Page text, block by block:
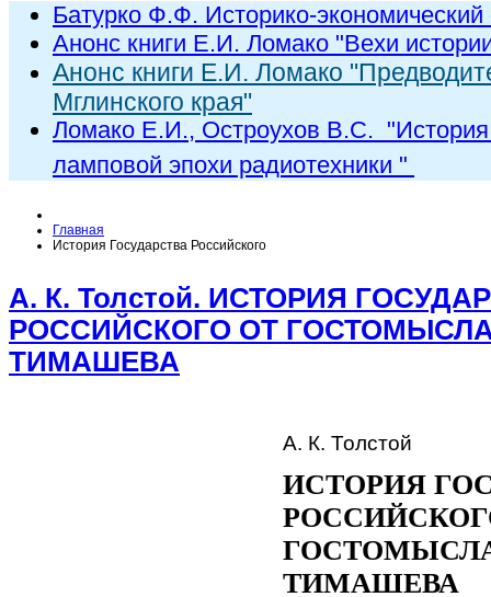
Батурко Ф.Ф. Историко-экономический
Анонс книги Е.И. Ломако "Вехи
Анонс книги Е.И. Ломако
Мглинского края"
Ломако Е.И., Остроухов В.С. "
ламповой эпохи радиотехники "
Главная
История Государства Российского
А. К. Толстой. ИСТОРИЯ
РОССИЙСКОГО ОТ
ТИМАШЕВА
А. К. Толстой
ИСТОРИЯ
ТИМАШЕВА